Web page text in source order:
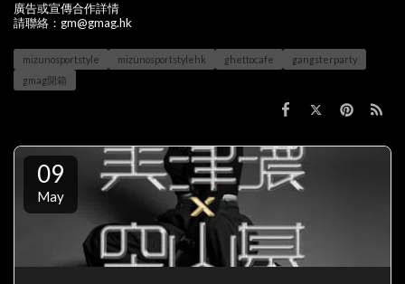
廣告或宣傳合作詳情
請聯絡：gm@gmag.hk
mizunosportstyle mizunosportstylehk ghettocafe
gangsterparty
gmag開箱
09
May